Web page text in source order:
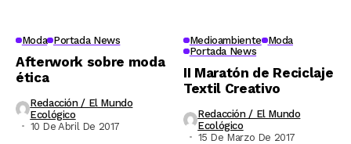
Moda Portada News
Afterwork sobre moda
ética
Redacción / El Mundo
Ecológico
10 De Abril De 2017
Medioambiente Moda
Portada News
II Maratón de Reciclaje
Textil Creativo
Redacción / El Mundo
Ecológico
15 De Marzo De 2017